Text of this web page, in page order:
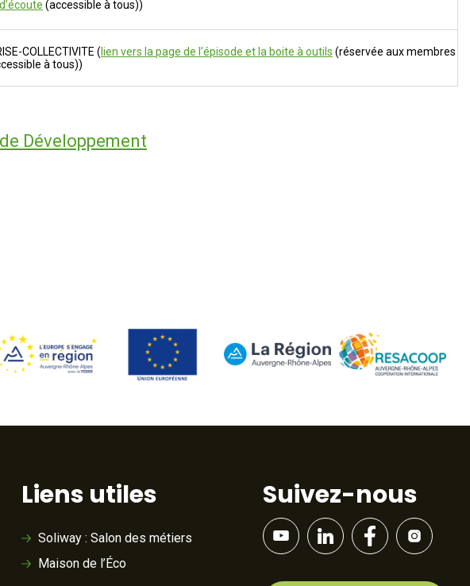
(accessible à tous))
COLLECTIVITE ( lien vers la page de l’épisode et la boite à outils (réservée aux membres
à tous))
Développement
Liens utiles
Soliway : Salon des métiers
Maison de l’Éco
Suivez-nous